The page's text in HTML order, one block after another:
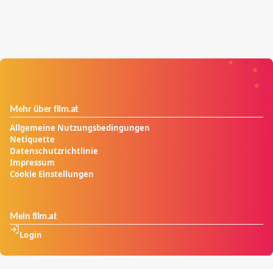
Mehr über film.at
Allgemeine Nutzungsbedingungen
Netiquette
Datenschutzrichtlinie
Impressum
Cookie Einstellungen
Mein film.at
Login